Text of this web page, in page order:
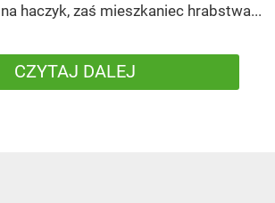
haczyk, zaś mieszkaniec hrabstwa...
CZYTAJ DALEJ